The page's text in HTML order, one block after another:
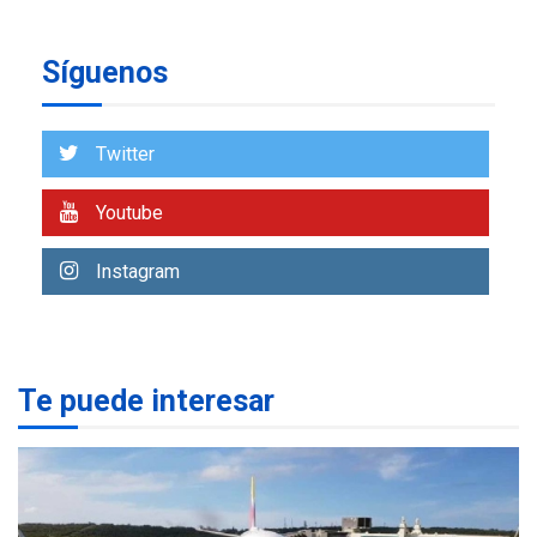
7
tras terremotos del 24J
DEPORTES
TITULARES ÚLTIMA HORA
La FIFA se «disculpa» por
plan fallido de privatización
Síguenos
Twitter
Youtube
Instagram
Te puede interesar